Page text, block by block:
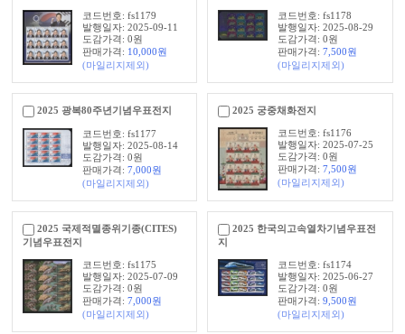
코드번호: fs1179
발행일자: 2025-09-11
도감가격: 0원
판매가격: 10,000원
(마일리지제외)
코드번호: fs1178
발행일자: 2025-08-29
도감가격: 0원
판매가격: 7,500원
(마일리지제외)
2025 광복80주년기념우표전지
코드번호: fs1177
발행일자: 2025-08-14
도감가격: 0원
판매가격: 7,000원
(마일리지제외)
2025 궁중채화전지
코드번호: fs1176
발행일자: 2025-07-25
도감가격: 0원
판매가격: 7,500원
(마일리지제외)
2025 국제적멸종위기종(CITES)
기념우표전지
코드번호: fs1175
발행일자: 2025-07-09
도감가격: 0원
판매가격: 7,000원
(마일리지제외)
2025 한국의고속열차기념우표전
지
코드번호: fs1174
발행일자: 2025-06-27
도감가격: 0원
판매가격: 9,500원
(마일리지제외)